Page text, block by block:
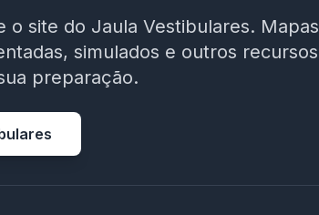
o site do Jaula Vestibulares. Mapas
simulados e outros recursos
preparação.